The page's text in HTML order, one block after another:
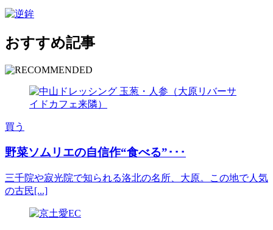
おすすめ記事
買う
野菜ソムリエの自信作“食べる”･･･
三千院や寂光院で知られる洛北の名所、大原。この地で人気
の古民[...]